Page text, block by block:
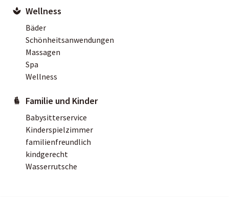
Wellness
Bäder
Schönheitsanwendungen
Massagen
Spa
Wellness
Familie und Kinder
Babysitterservice
Kinderspielzimmer
familienfreundlich
kindgerecht
Wasserrutsche